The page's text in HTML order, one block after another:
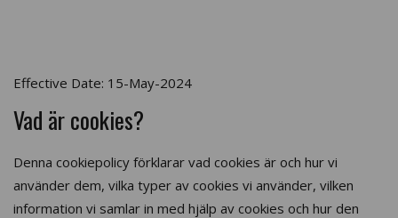
Effective Date: 15-May-2024
Vad är cookies?
Denna cookiepolicy förklarar vad cookies är och hur vi
använder dem, vilka typer av cookies vi använder, vilken
information vi samlar in med hjälp av cookies och hur den